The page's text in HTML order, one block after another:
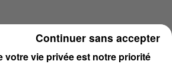
votre vie privée est notre priorité
Continuer sans accepter